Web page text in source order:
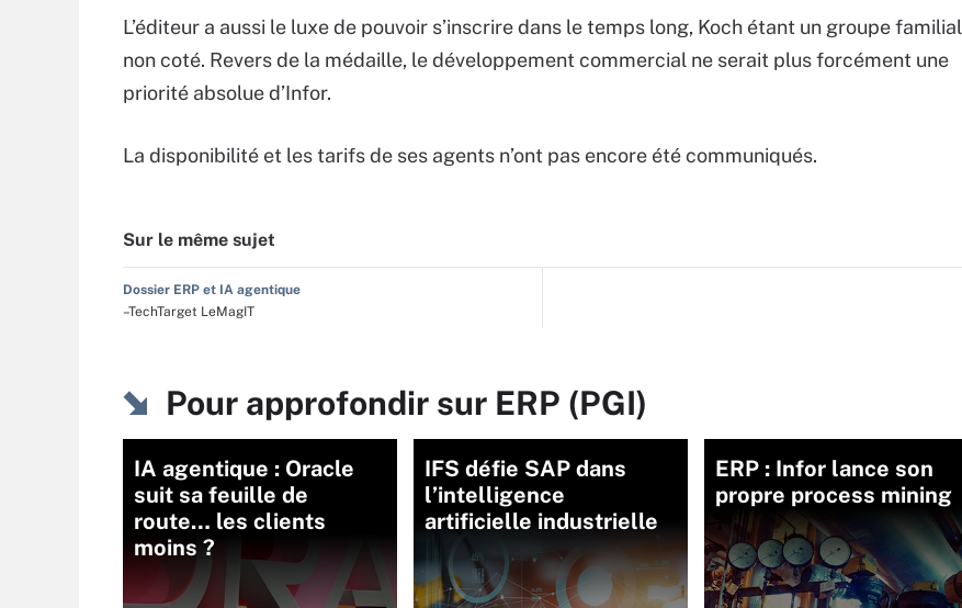
L’éditeur a aussi le luxe de pouvoir s’inscrire dans le temps long, Koch étant un groupe familial
non coté. Revers de la médaille, le développement commercial ne serait plus forcément une
priorité absolue d’Infor.
La disponibilité et les tarifs de ses agents n’ont pas encore été communiqués.
Sur le même sujet
Dossier ERP et IA agentique
–TechTarget LeMagIT
Pour approfondir sur ERP (PGI)
IA agentique : Oracle
suit sa feuille de
route… les clients
moins ?
IFS défie SAP dans
l’intelligence
artificielle industrielle
ERP : Infor lance son
propre process mining